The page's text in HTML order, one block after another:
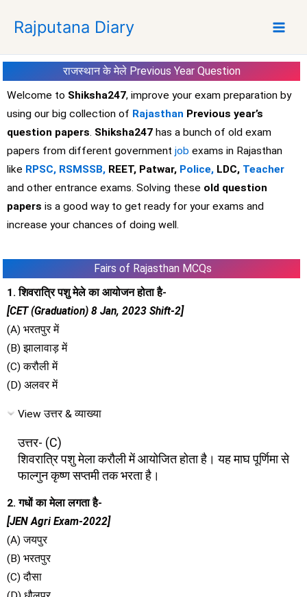
p
Rajputana Diary
राजस्थान के मेले Previous Year Question
Welcome to Shiksha247, improve your exam preparation by
using our big collection of Rajasthan Previous year’s
question papers. Shiksha247 has a bunch of old exam
papers from different government job exams in Rajasthan
like RPSC, RSMSSB, REET, Patwar, Police, LDC, Teacher
and other entrance exams. Solving these old question
papers is a good way to get ready for your exams and
increase your chances of doing well.
Fairs of Rajasthan MCQs
1. शिवरात्रि पशु मेले का आयोजन होता है-
[CET (Graduation) 8 Jan, 2023 Shift-2]
(A) भरतपुर में
(B) झालावाड़ में
(C) करौली में
(D) अलवर में
View उत्तर & व्याख्या
उत्तर- (C)
शिवरात्रि पशु मेला करौली में आयोजित होता है। यह माघ पूर्णिमा से
फाल्गुन कृष्ण सप्तमी तक भरता है।
2. गधों का मेला लगता है-
[JEN Agri Exam-2022]
(A) जयपुर
(B) भरतपुर
(C) दौसा